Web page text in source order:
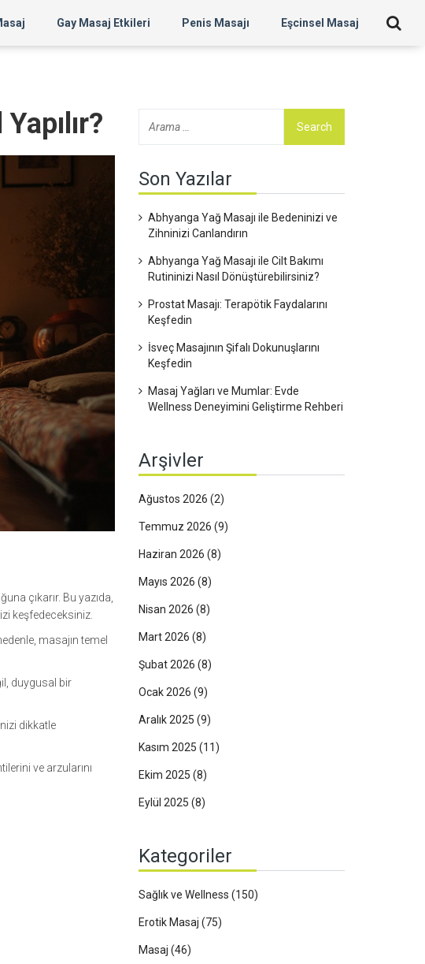
Gay Masaj Etkileri Penis Masajı Eşcinsel Masaj
çıkarır. Bu yazıda,
keşfedeceksiniz.
masajın temel
duygusal bir
dikkatle
ve arzularını
Son Yazılar
Abhyanga Yağ Masajı ile Bedeninizi ve
Zihninizi Canlandırın
Abhyanga Yağ Masajı ile Cilt Bakımı
Rutininizi Nasıl Dönüştürebilirsiniz?
Prostat Masajı: Terapötik Faydalarını
Keşfedin
İsveç Masajının Şifalı Dokunuşlarını
Keşfedin
Masaj Yağları ve Mumlar: Evde
Wellness Deneyimini Geliştirme Rehberi
Arşivler
Ağustos 2026 (2)
Temmuz 2026 (9)
Haziran 2026 (8)
Mayıs 2026 (8)
Nisan 2026 (8)
Mart 2026 (8)
Şubat 2026 (8)
Ocak 2026 (9)
Aralık 2025 (9)
Kasım 2025 (11)
Ekim 2025 (8)
Eylül 2025 (8)
Kategoriler
Sağlık ve Wellness (150)
Erotik Masaj (75)
Masaj (46)